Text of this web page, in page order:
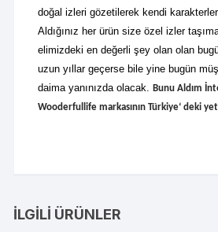
doğal izleri gözetilerek kendi
Aldığınız her ürün size özel izler
elimizdeki en değerli şey olan olan
uzun yıllar geçerse bile yine bugün
daima yanınızda olacak.Bunu Aldım
Wooderfullife markasının Türkiye‘ deki
İLGILI ÜRÜNLER